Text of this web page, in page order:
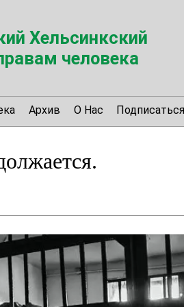
Хельсинкский
человека
Архив О Нас